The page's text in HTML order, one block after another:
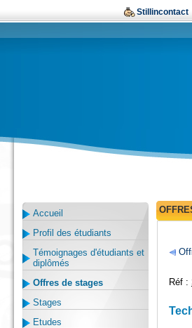
Stillincontact
Accueil
Profil des étudiants
Témoignages d'étudiants et
diplômés
Offres de stages
Stages
Etudes
Réf :